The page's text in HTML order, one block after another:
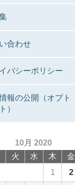
合わせ
バシーポリシー
報の公開（オプト
）
10月 2020
火 水 木 金
1 2